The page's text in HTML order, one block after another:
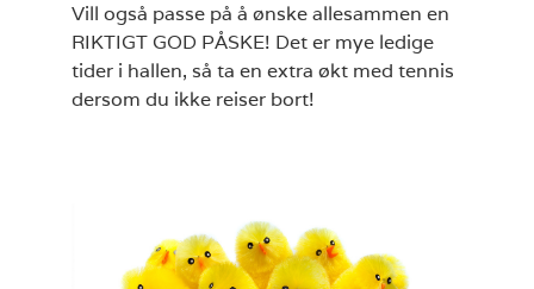
Vill også passe på å ønske allesammen en
RIKTIGT GOD PÅSKE! Det er mye ledige
tider i hallen, så ta en extra økt med tennis
dersom du ikke reiser bort!